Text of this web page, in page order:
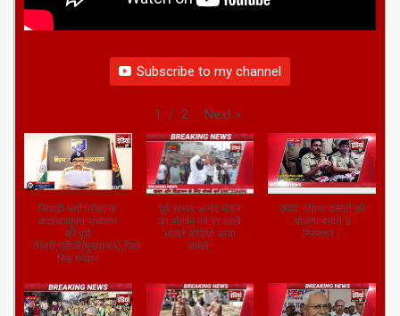
Subscribe to my channel
1 / 2 Next »
सिपाही भर्ती परीक्षा के
कदाचारमुक्त संचालन
की पूरी
तैयारी,एडीजी(मुख्यालय),जितेंद्र
सिंह गंगवार
पूर्व सांसद आनंद मोहन
का मोहर्रम पर्व पर लाठी
भांजते वीडियो आया
सामने,
एमपी: दतिया डकैती की
योजना बनाते 5
गिरफ्तार।